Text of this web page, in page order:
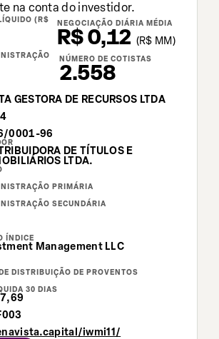
na conta do investidor.
(R$ NEGOCIAÇÃO DIÁRIA MÉDIA
R$ 0,12 (R$ MM)
NÚMERO DE COTISTAS
2.558
GESTORA DE RECURSOS LTDA
0001-96
DE TÍTULOS E
LTDA.
PRIMÁRIA
SECUNDÁRIA
ÍNDICE
Management LLC
DISTRIBUIÇÃO DE PROVENTOS
30 DIAS
iwmi11/